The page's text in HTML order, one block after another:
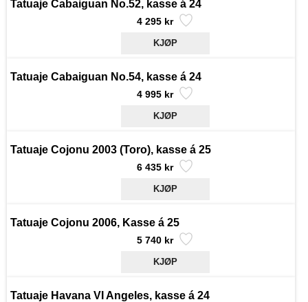
Tatuaje Cabaiguan No.52, kasse á 24
4 295 kr
Tatuaje Cabaiguan No.54, kasse á 24
4 995 kr
Tatuaje Cojonu 2003 (Toro), kasse á 25
6 435 kr
Tatuaje Cojonu 2006, Kasse á 25
5 740 kr
Tatuaje Havana VI Angeles, kasse á 24